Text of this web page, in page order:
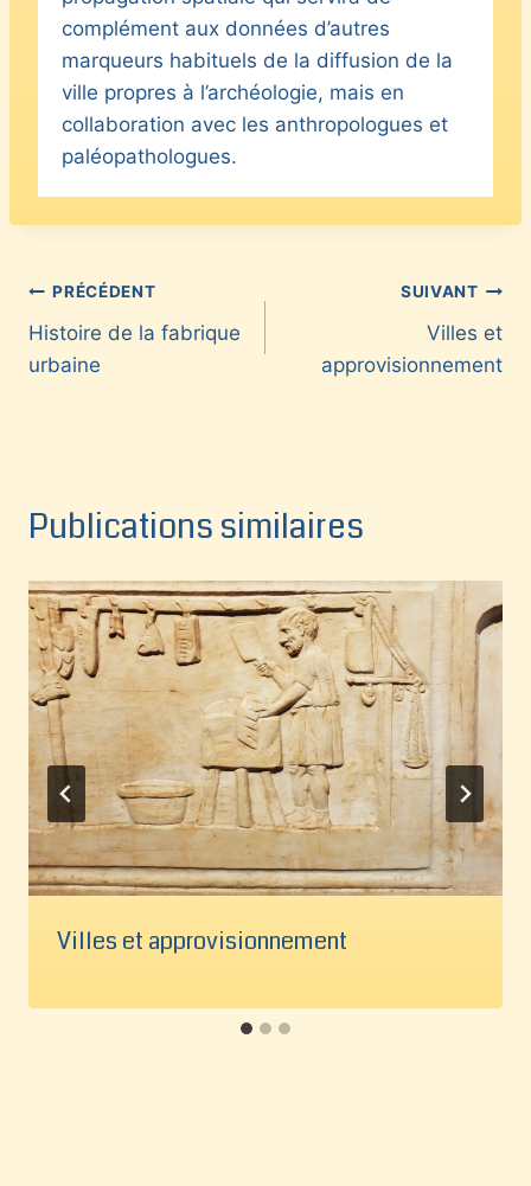
complément aux données d’autres
marqueurs habituels de la diffusion de la
ville propres à l’archéologie, mais en
collaboration avec les anthropologues et
paléopathologues.
Navigation
de
PRÉCÉDENT
Histoire de la fabrique
urbaine
SUIVANT
Villes et
approvisionnement
Publications similaires
Villes et approvisionnement